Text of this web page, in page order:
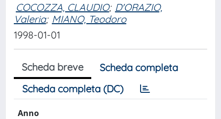
COCOZZA, CLAUDIO; D'ORAZIO,
Valeria; MIANO, Teodoro
1998-01-01
Scheda breve
Scheda completa
Scheda completa (DC)
Anno